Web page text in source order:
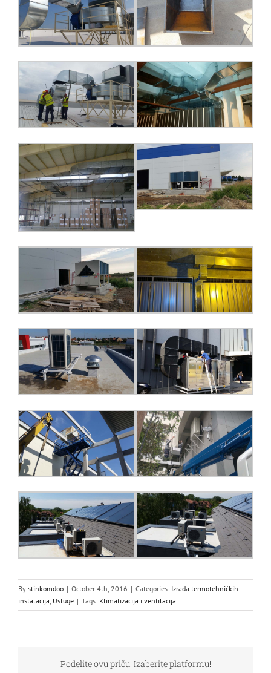
By stinkomdoo | October 4th, 2016 | Categories: Izrada termotehničkih
instalacija Usluge | Tags: Klimatizacija i ventilacija
Podelite ovu priču. Izaberite platformu!